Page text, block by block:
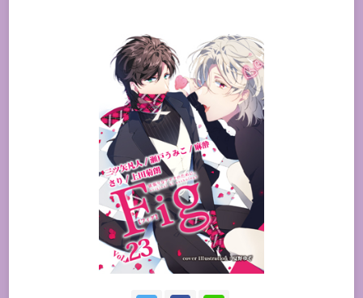
タイトル一覧
販売サイト
電子版
書籍版
グッズ
ご意見・ご感想
お問い合わせ
持ち込み・作品投稿
作家さんへのプレゼント品